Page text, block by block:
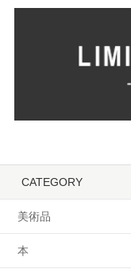
CATEGORY
美術品
本